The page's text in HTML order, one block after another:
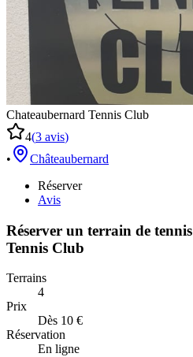
Chateaubernard Tennis Club
4(3 avis)
•
Châteaubernard
Réserver
Avis
Réserver un terrain de tennis
Tennis Club
Terrains
4
Prix
Dès 10 €
Réservation
En ligne